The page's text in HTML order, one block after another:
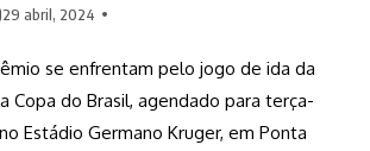
29 abril, 2024
se enfrentam pelo jogo de ida da
Copa do Brasil, agendado para terça-
Estádio Germano Kruger, em Ponta